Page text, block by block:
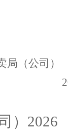
局（公司）
） 2026